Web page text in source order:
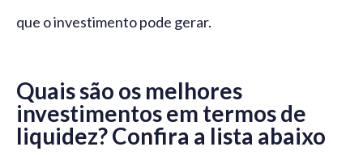
que o investimento pode gerar.
Quais são os melhores
investimentos em termos de
liquidez? Confira a lista abaixo